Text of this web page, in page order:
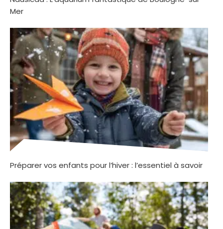
Mer
Préparer vos enfants pour l’hiver : l’essentiel à savoir